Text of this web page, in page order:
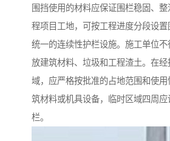
围挡使用的材料应保证围栏稳固、
程项目工地，可按工程进度分段设置
统一的连续性护栏设施。施工单位
放建筑材料、垃圾和工程渣土。在经
域，应严格按批准的占地范围和使
筑材料或机具设备，临时区域四周应
栏。